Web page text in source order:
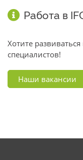
Работа в
Хотите
специалистов!
Наши вакансии